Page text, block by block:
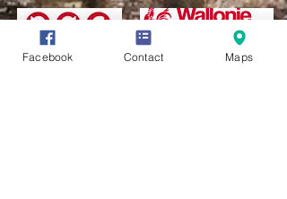
Facebook Contact Maps